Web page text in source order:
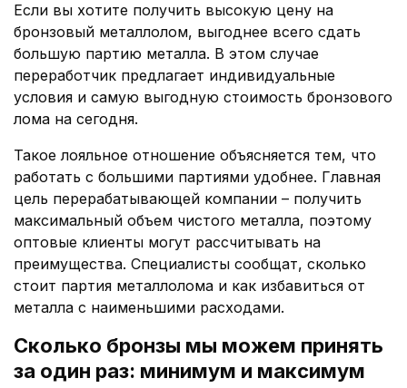
Если вы хотите получить высокую цену на
бронзовый металлолом, выгоднее всего сдать
большую партию металла. В этом случае
переработчик предлагает индивидуальные
условия и самую выгодную стоимость бронзового
лома на сегодня.
Такое лояльное отношение объясняется тем, что
работать с большими партиями удобнее. Главная
цель перерабатывающей компании – получить
максимальный объем чистого металла, поэтому
оптовые клиенты могут рассчитывать на
преимущества. Специалисты сообщат, сколько
стоит партия металлолома и как избавиться от
металла с наименьшими расходами.
Сколько бронзы мы можем принять
за один раз: минимум и максимум